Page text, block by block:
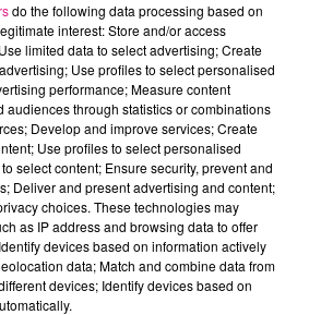
100€ de carte cadeau ???
fait gagner toutes les
cadeau de100€dans
- Express et Contact de
!
do the following data processing based on
interest: Store and/or access
limited data to select advertising; Create
Use profiles to select personalised
performance; Measure content
audiences through statistics or combinations
Develop and improve services; Create
Use profiles to select personalised
select content; Ensure security, prevent and
Deliver and present advertising and content;
choices. These technologies may
as IP address and browsing data to offer
devices based on information actively
data; Match and combine data from
devices; Identify devices based on